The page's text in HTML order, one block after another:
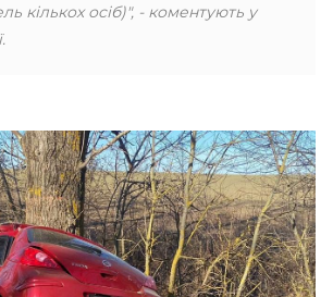
кількох осіб)", - коментують у